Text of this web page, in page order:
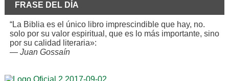
FRASE DEL DÍA
“La Biblia es el único libro imprescindible que hay, no.
solo por su valor espiritual, que es lo más importante, sino
por su calidad literaria»:
— Juan Gossaín